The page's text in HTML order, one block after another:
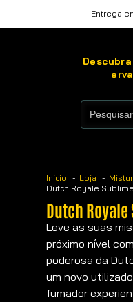
Entrega
Início Loja
Dutch Royale Sublime
Dutch
Leve as suas
próximo nível com
poderosa da
um novo
fumador